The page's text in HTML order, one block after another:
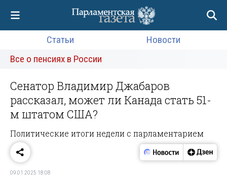
Статьи
Новости
Все о пенсиях в России
Сенатор Владимир Джабаров
рассказал, может ли Канада стать 51-
м штатом США?
Политические итоги недели с парламентарием
09.01.2025 18:08